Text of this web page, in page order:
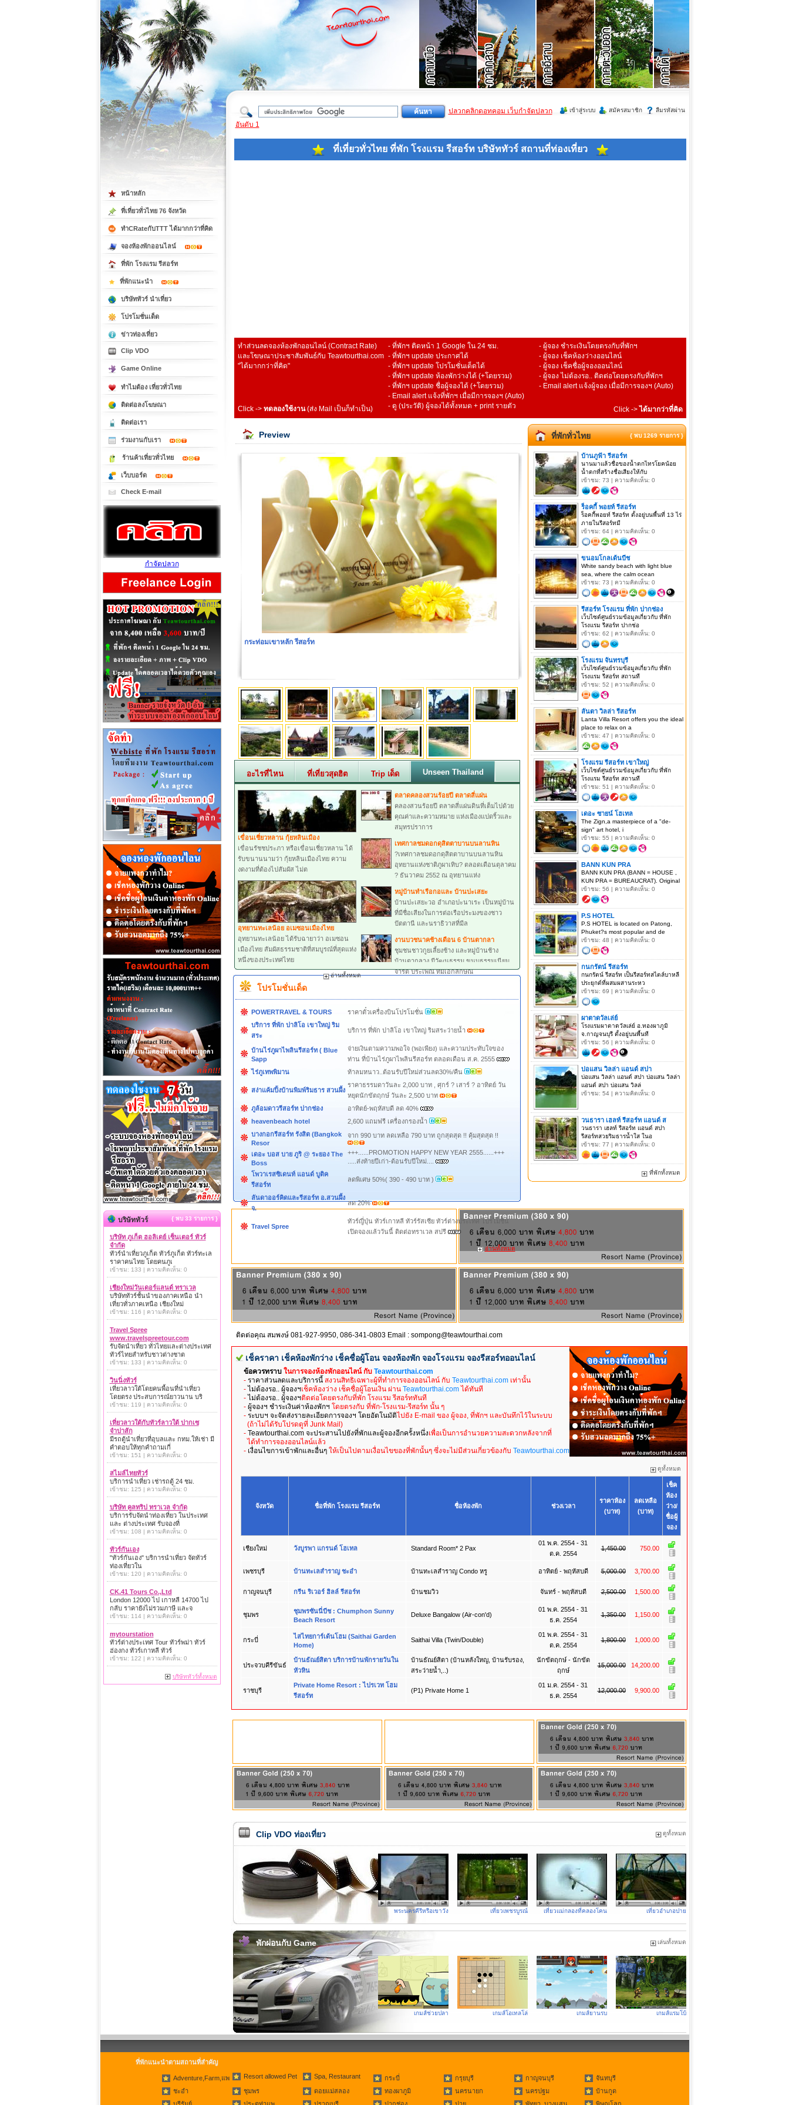
ที่เที่ยวภาคใต้
เข้าสู่ระบบ สมัครสมาชิก ลืมรหัสผ่าน
ปลวกคลิกดอทคอม เว็บกำจัดปลวก
อันดับ 1
ที่เที่ยวทั่วไทย ที่พัก โรงแรม รีสอร์ท บริษัททัวร์ สถานที่ท่องเที่ยว
ทำส่วนลดจองห้องพักออนไลน์ (Contract Rate)
และโฆษณาประชาสัมพันธ์กับ Teawtourthai.com
"ได้มากกว่าที่คิด"
Click -> ทดลองใช้งาน(ส่ง Mail เป็นก็ทำเป็น)
- ที่พักฯ ติดหน้า 1 Google ใน 24 ชม.
- ที่พักฯ update ประกาศได้
- ที่พักฯ update โปรโมชั่นเด็ดได้
- ที่พักฯ update ห้องพักว่างได้ (+โดยรวม)
- ที่พักฯ update ชื่อผู้จองได้ (+โดยรวม)
- Email alert แจ้งที่พักฯ เมื่อมีการจองฯ (Auto)
- ดู (ประวัติ) ผู้จองได้ทั้งหมด + print รายตัว
- ผู้จอง ชำระเงินโดยตรงกับที่พักฯ
- ผู้จอง เช็คห้องว่างออนไลน์
- ผู้จอง เช็คชื่อผู้จองออนไลน์
- ผู้จอง ไม่ต้องรอ.. ติดต่อโดยตรงกับที่พักฯ
- Email alert แจ้งผู้จอง เมื่อมีการจองฯ (Auto)
Click ->ได้มากว่าที่คิด
ที่พักทั่วไทย { พบ 1269 รายการ }
บ้านภูฟ้า รีสอร์ท
นานมาแล้วชื่อของน้ำตกไทรโยคน้อย
น้ำตกที่สร้างชื่อเสียงให้กับ
เข้าชม: 73 | ความคิดเห็น: 0
ร็อคกี้ พอยท์ รีสอร์ท
ร็อคกี้พอยท์ รีสอร์ท ตั้งอยู่บนพื้นที่ 13 ไร่
ภายในรีสอร์ทมี
เข้าชม: 64 | ความคิดเห็น: 0
ขนอมโกลเด้นบีช
White sandy beach with light blue
sea, where the calm ocean
เข้าชม: 73 | ความคิดเห็น: 0
รีสอร์ท โรงแรม ที่พัก ปากช่อง
เว็บไซด์ศูนย์รวมข้อมูลเกี่ยวกับ ที่พัก
โรงแรม รีสอร์ท ปากช่อ
เข้าชม: 62 | ความคิดเห็น: 0
โรงแรม จันทรบุรี
เว็บไซด์ศูนย์รวมข้อมูลเกี่ยวกับ ที่พัก
โรงแรม รีสอร์ท สถานที
เข้าชม: 52 | ความคิดเห็น: 0
ลันตา วิลล่า รีสอร์ท
Lanta Villa Resort offers you the ideal
place to relax on a
เข้าชม: 47 | ความคิดเห็น: 0
โรงแรม รีสอร์ท เขาใหญ่
เว็บไซด์ศูนย์รวมข้อมูลเกี่ยวกับ ที่พัก
โรงแรม รีสอร์ท สถานที
เข้าชม: 51 | ความคิดเห็น: 0
เดอะ ซายน์ โฮเทล
The Zign,a masterpiece of a "de-
sign" art hotel, i
เข้าชม: 55 | ความคิดเห็น: 0
BANN KUN PRA
BANN KUN PRA (BANN = HOUSE ,
KUN PRA = BUREAUCRAT). Original
เข้าชม: 56 | ความคิดเห็น: 0
P.S HOTEL
P.S HOTEL is located on Patong,
Phuket?s most popular and de
เข้าชม: 48 | ความคิดเห็น: 0
กนกรัตน์ รีสอร์ท
กนกรัตน์ รีสอร์ท เป็นรีสอร์ทสไตล์บาหลี
ประยุกต์ที่ผสมผสานระหว
เข้าชม: 69 | ความคิดเห็น: 0
ผาตาดวัลเล่ย์
โรงแรมผาตาดวัลเล่ย์ อ.ทองผาภูมิ
จ.กาญจนบุรี ตั้งอยู่บนพื้นที
เข้าชม: 56 | ความคิดเห็น: 0
บ่อแสน วิลล่า แอนด์ สปา
บ่อแสน วิลล่า แอนด์ สปา บ่อแสน วิลล่า
แอนด์ สปา บ่อแสน วิลล่
เข้าชม: 54 | ความคิดเห็น: 0
วนธารา เฮลท์ รีสอร์ท แอนด์ ส
วนธารา เฮลท์ รีสอร์ท แอนด์ สปา
รีสอร์ทสวยริมธารน้ำใส ในอ
เข้าชม: 77 | ความคิดเห็น: 0
ที่พักทั้งหมด
Preview
โรงแรมบ้านเชียง
อะไรที่ไหน ที่เที่ยวสุดฮิต Trip เด็ด Unseen Thailand
เขื่อนเชี่ยวหลาน กุ้ยหลินเมือง
เขื่อนรัชชประภา หรือเขื่อนเชี่ยวหลาน ได้
รับขนานนามว่า กุ้ยหลินเมืองไทย ความ
งดงามที่ต้องไปสัมผัส ไม่ต
อุทยานทะเลน้อย อเมซอนเมืองไทย
อุทยานทะเลน้อย ได้รับฉายาว่า อเมซอน
เมืองไทย สัมผัสธรรมชาติที่สมบูรณ์ที่สุดแห่ง
หนึ่งของประเทศไทย
ตลาดคลองสวนร้อยปี ตลาดสี่แผ่น
คลองสวนร้อยปี ตลาดสี่แผ่นดินที่เต็มไปด้วย
คุณค่าและความหมาย แห่งเมืองแปดริ้วและ
สมุทรปราการ
เทศกาลชมดอกดุสิตตาบานบนลานหิน
?เทศกาลชมดอกดุสิตตาบานบนลานหิน
อุทยานแห่งชาติภูผาเทิบ? ตลอดเดือนตุลาคม
? ธันวาคม 2552 ณ อุทยานแห่ง
หมู่บ้านทำเรือกอและ บ้านปะเสยะ
บ้านปะเสยะวอ อำเภอปะนาเระ เป็นหมู่บ้าน
ที่มีชื่อเสียงในการต่อเรือประมงของชาว
ปัตตานี และนราธิวาสที่มีล
งานบวชนาคช้างเดือน 6 บ้านตากลา
ชุมชนชาวกูยเลี้ยงช้าง และหมู่บ้านช้าง
บ้านตากลาง มีวัฒนธรรม ขนบธรรมเนียม
จารีต ประเพณี ที่มีเอกลักษณ
อ่านทั้งหมด
โปรโมชั่นเด็ด
POWERTRAVEL & TOURS
ราคาตั๋วเครื่องบินโปรโมชั่น
บริการ ที่พัก ปาลิโอ เขาใหญ่ ริม
สระ
บริการ ที่พัก ปาลิโอ เขาใหญ่ ริมสระว่ายน้ำ
บ้านไร่ภูผาไพลินรีสอร์ท ( Blue
Sapp
จ่ายเงินตามความพอใจ (พอเพียง) และความประทับใจของ
ท่าน ที่บ้านไร่ภูผาไพลินรีสอร์ท ตลอดเดือน ส.ค. 2555
ไร่ภูเทพพิมาน
ท้าลมหนาว..ต้อนรับปีใหม่ส่วนลด30%/คืน
สง่าแค้มปิ้งบ้านพิมพ์ริมธาร สวนผึ้ง
ราคาธรรมดาวันละ 2,000 บาท , ศุกร์ ? เสาร์ ? อาทิตย์ วัน
หยุดนักขัตฤกษ์ วันละ 2,500 บาท
ภูล้อมดาวรีสอร์ท ปากช่อง
อาทิตย์-พฤหัสบดี ลด 40%
heavenbeach hotel
2,600 แถมฟรี เครื่องกรองน้ำ
บางกอกรีสอร์ท รังสิต (Bangkok
Resor
จาก 990 บาท ลดเหลือ 790 บาท ถูกสุดสุด !! คุ้มสุดสุด !!
เดอะ บอส บาย ภูริ @ ระยอง The
Boss
+++......PROMOTION HAPPY NEW YEAR 2555......+++
.....ส่งท้ายปีเก่า-ต้อนรับปีใหม่....
โพวาเรสซิเดนท์ แอนด์ บูติค
รีสอร์ท
ลดพิเศษ 50%( 390 - 490 บาท )
ลันดาออร์คิดและรีสอร์ท อ.สวนผึ้ง
จ.
ลด 20%
Travel Spree
ทัวร์ญี่ปุ่น ทัวร์เกาหลี ทัวร์รัสเซีย ทัวร์ต่างประเทศ โปรโมชั่น
เปิดจองแล้ววันนี้ ติดต่อทราเวล สปรี
อ่านทั้งหมด
ติดต่อคุณ สมพงษ์ 081-927-9950, 086-341-0803 Email : sompong@teawtourthai.com
เช็คราคา เช็คห้องพักว่าง เช็คชื่อผู้โอน จองห้องพัก จองโรงแรม จองรีสอร์ทออนไลน์
ข้อควรทราบในการจองห้องพักออนไลน์ กับ Teawtourthai.com
- ราคาส่วนลดและบริการนี้สงวนสิทธิเฉพาะผู้ที่ทำการจองออนไลน์ กับ Teawtourthai.comเท่านั้น
-ไม่ต้องรอ.. ผู้จองฯเช็คห้องว่าง เช็คชื่อผู้โอนเงิน ผ่าน Teawtourthai.comได้ทันที
-ไม่ต้องรอ.. ผู้จองฯติดต่อโดยตรงกับที่พัก โรงแรม รีสอร์ททันที
- ผู้จองฯ ชำระเงินค่าห้องพักฯ โดยตรงกับ ที่พัก-โรงแรม-รีสอร์ท นั้น ๆ
- ระบบฯ จะจัดส่งรายละเอียดการจองฯ โดยอัตโนมัติไปยัง E-mail ของ ผู้จอง, ที่พักฯ และบันทึกไว้ในระบบ
(ถ้าไม่ได้รับโปรดดูที่ Junk Mail)
- Teawtourthai.com จะประสานไปยังที่พักและผู้จองอีกครั้งหนึ่งเพื่อเป็นการอำนวยความสะดวกหลังจากที่
ได้ทำการจองออนไลน์แล้ว
- เงื่อนไขการเข้าพักและอื่นๆ ให้เป็นไปตามเงื่อนไขของที่พักนั้นๆ ซึ่งจะไม่มีส่วนเกี่ยวข้องกับ Teawtourthai.com
ดูทั้งหมด
จังหวัด ชื่อที่พัก โรงแรม รีสอร์ท ชื่อห้องพัก ช่วงเวลา
ราคาห้อง
(บาท)
ลดเหลือ
(บาท)
เช็ค
ห้อง
ว่าง/
ชื่อผู้
จอง
เชียงใหม่ วังบูรพา แกรนด์ โฮเทล Standard Room* 2 Pax
01 พ.ค. 2554 - 31
ต.ค. 2554
1,450.00 750.00
เพชรบุรี บ้านทะเลสำราญ ชะอำ บ้านทะเลสำราญ Condo หรู อาทิตย์ - พฤหัสบดี 5,000.00 3,700.00
กาญจนบุรี กรีน ริเวอร์ ฮิลล์ รีสอร์ท บ้านชมวิว จันทร์ - พฤหัสบดี 2,500.00 1,500.00
ชุมพร
ชุมพรซันนี่บีช : Chumphon Sunny
Beach Resort
Deluxe Bangalow (Air-con'd)
01 พ.ค. 2554 - 31
ธ.ค. 2554
1,350.00 1,150.00
กระบี่
ไสไทยการ์เด้นโฮม (Saithai Garden
Home)
Saithai Villa (Twin/Double)
01 พ.ค. 2554 - 31
ต.ค. 2554
1,800.00 1,000.00
ประจวบคีรีขันธ์
บ้านธัณย์สิตา บริการบ้านพักรายวันใน
หัวหิน
บ้านธัณย์สิตา (บ้านหลังใหญ, บ้านรับรอง,
สระว่ายน้ำ,..)
นักขัตฤกษ์ - นักขัต
ฤกษ์
15,000.00 14,200.00
ราชบุรี
Private Home Resort : ไปรเวท โฮม
รีสอร์ท
(P1) Private Home 1
01 ม.ค. 2554 - 31
ธ.ค. 2554
12,000.00 9,900.00
ดูทั้งหมด
Clip VDO ท่องเที่ยว
พระนครคีรีหรือเขาวัง เที่ยวเพชรบูรณ์ เที่ยวแม่กลองที่คลองโคน เที่ยวอำเภอปาย
เล่นทั้งหมด
พักผ่อนกับ Game
เกมส์ช่วยปลา เกมส์โอเทลโล่ เกมส์ยานรบ เกมส์แรมโบ้
หน้าหลัก
ที่เที่ยวทั่วไทย 76 จังหวัด
ทำCRateกับTTT ได้มากกว่าที่คิด
จองห้องพักออนไลน์
ที่พัก โรงแรม รีสอร์ท
ที่พักแนะนำ
บริษัททัวร์ นำเที่ยว
โปรโมชั่นเด็ด
ข่าวท่องเที่ยว
Clip VDO
Game Online
ทำไมต้อง เที่ยวทั่วไทย
ติดต่อลงโฆษณา
ติดต่อเรา
ร่วมงานกับเรา
ร้านค้าเที่ยวทั่วไทย
เว็บบอร์ด
Check E-mail
กำจัดปลวก
บริษัททัวร์ { พบ 33 รายการ }
บริษัท ภูเก็ต ฮอลิเดย์ เซ็นเตอร์ ทัวร์
จำกัด
ทัวร์นำเที่ยวภูเก็ต ทัวร์ภูเก็ต ทัวร์ทะเล
ราคาคนไทย โดยคนภูเ
เข้าชม: 133 | ความคิดเห็น: 0
เชียงใหม่วันเดอร์แลนด์ ทราเวล
บริษัททัวร์ชั้นนำของภาคเหนือ นำ
เที่ยวทั่วภาคเหนือ เชียงใหม่
เข้าชม: 116 | ความคิดเห็น: 0
Travel Spree
www.travelspreetour.com
รับจัดนำเที่ยว ทั่วไทยและต่างประเทศ
ทัวร์ไทยสำหรับชาวต่างชาต
เข้าชม: 133 | ความคิดเห็น: 0
วินนิ่งทัวร์
เที่ยวลาวใต้โดยคนพื้อนที่นำเที่ยว
โดยตรง ประสบการณ์ยาวนาน บริ
เข้าชม: 119 | ความคิดเห็น: 0
เที่ยวลาวใต้กับทัวร์ลาวใต้ ปากเซ
จำปาสัก
มีรถตู้นำเที่ยวที่อุบลและ กทม.ให้เช่า มี
คำตอบให้ทุกคำถามเกี่
เข้าชม: 151 | ความคิดเห็น: 0
สไมล์ไทยทัวร์
บริการนำเที่ยว เช่ารถตู้ 24 ชม.
เข้าชม: 125 | ความคิดเห็น: 0
บริษัท คูลทริป ทราเวล จำกัด
บริการรับจัดนำท่องเที่ยว ในประเทศ
และ ต่างประเทศ รับจองที่
เข้าชม: 108 | ความคิดเห็น: 0
ทัวร์กันเอง
"ทัวร์กันเอง" บริการนำเที่ยว จัดทัวร์
ท่องเที่ยวใน
เข้าชม: 120 | ความคิดเห็น: 0
CK.41 Tours Co.,Ltd
London 12000 ไป เกาหลี 14700 ไป
กลับ ราคายังไม่รวมภาษี และจ
เข้าชม: 114 | ความคิดเห็น: 0
mytourstation
ทัวร์ต่างประเทศ Tour ทัวร์พม่า ทัวร์
ฮ่องกง ทัวร์เกาหลี ทัวร์
เข้าชม: 122 | ความคิดเห็น: 0
บริษัททัวร์ทั้งหมด
ที่พักแนะนำตามสถานที่สำคัญ
Adventure,Farm,แพ Resort allowed Pet Spa, Restaurant กระบี่ กรุยบุรี กาญจนบุรี
จันทบุรี
ชะอำ
ชุมพร ดอยแม่สลอง ทองผาภูมิ นครนายก นครปฐม
บ้านกูด